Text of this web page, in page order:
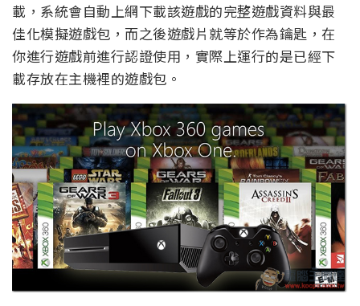
載，系統會自動上網下載該遊戲的完整遊戲資料與最
佳化模擬遊戲包，而之後遊戲片就等於作為鑰匙，在
你進行遊戲前進行認證使用，實際上運行的是已經下
載存放在主機裡的遊戲包。